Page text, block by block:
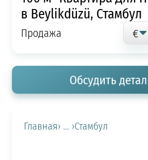
в Beylikdüzü, Стамбул
Продажа
Обсудить
Главная› ... ›Стамбул